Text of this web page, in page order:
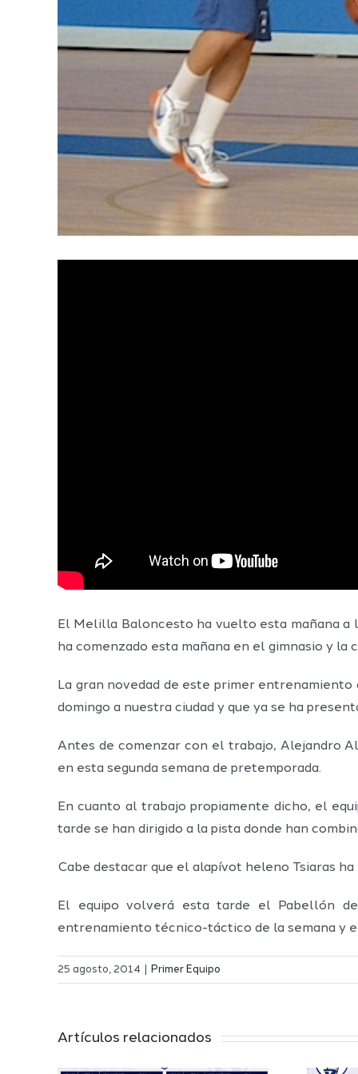
El Melilla Baloncesto ha vuelto esta mañana a
ha comenzado esta mañana en el gimnasio y
La gran novedad de este primer
domingo a nuestra ciudad y que ya se ha
Antes de comenzar con el trabajo, Alejandro
en esta segunda semana de pretemporada.
En cuanto al trabajo propiamente dicho, el
tarde se han dirigido a la pista donde han
Cabe destacar que el alapívot heleno Tsiaras
El equipo volverá esta tarde el Pabellón
entrenamiento técnico-táctico de la semana y
25 agosto, 2014 Primer Equipo
Artículos relacionados
El Melilla